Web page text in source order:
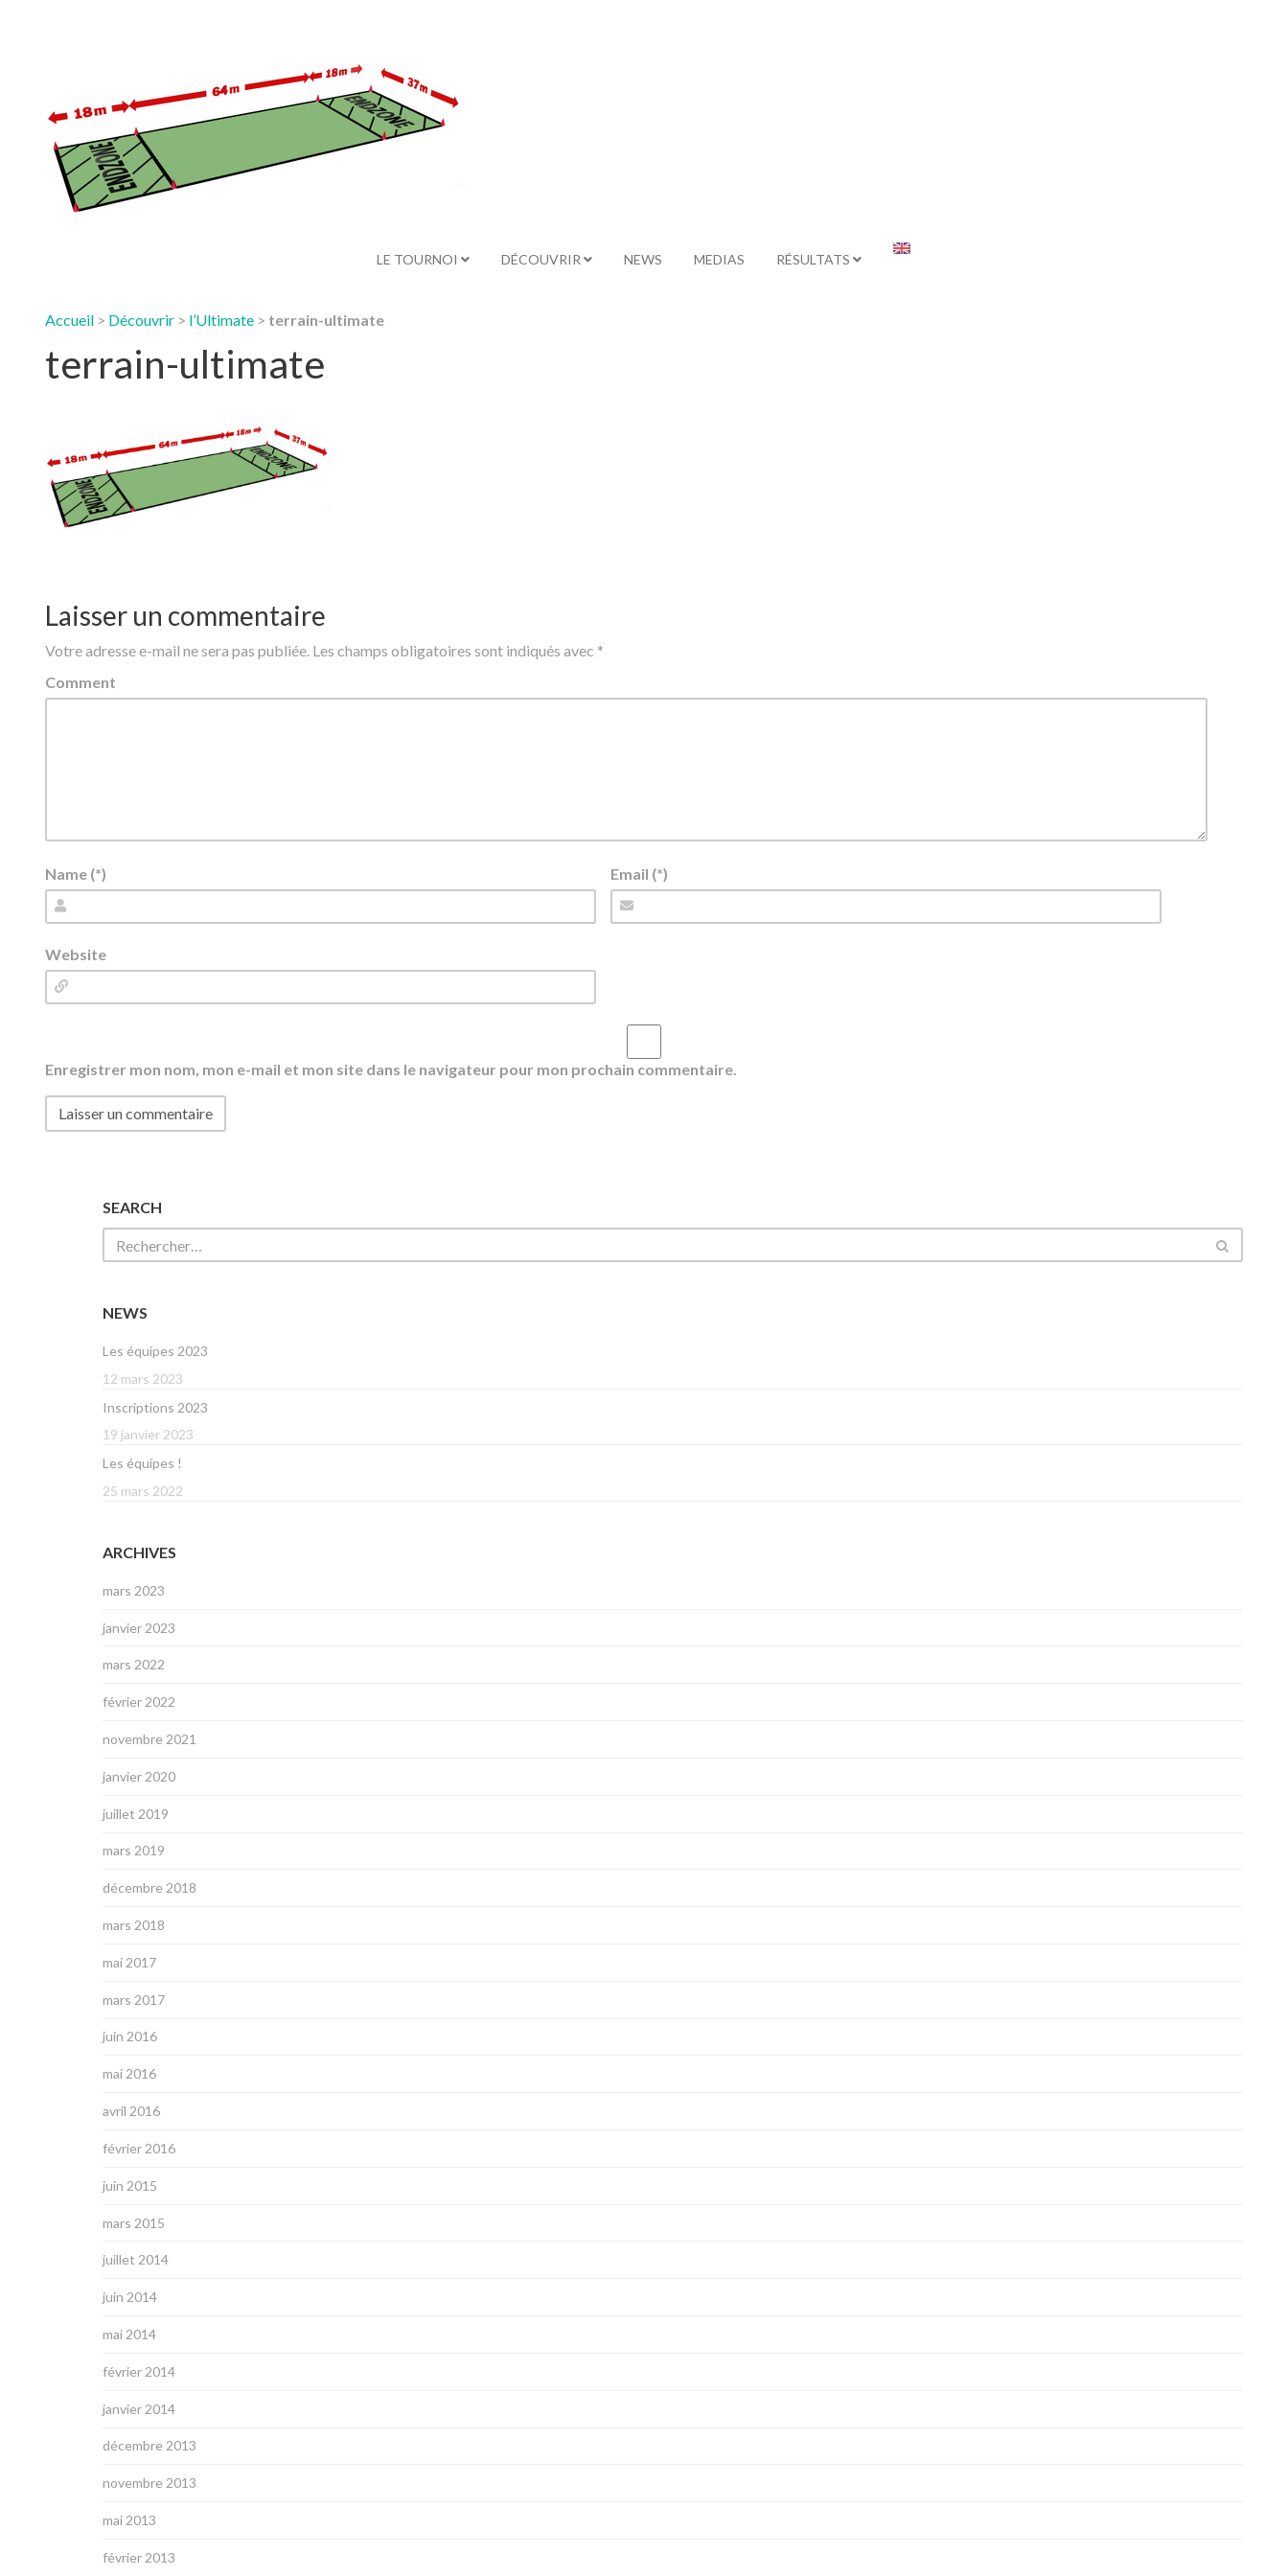
LE TOURNOI DÉCOUVRIR NEWS MEDIAS RÉSULTATS
Accueil> Découvrir> l’Ultimate> terrain-ultimate
terrain-ultimate
Laisser un commentaire
Votre adresse e-mail ne sera pas publiée. Les champs obligatoires sont indiqués avec *
Comment
Name (*) Email (*)
Website
Enregistrer mon nom, mon e-mail et mon site dans le navigateur pour mon prochain commentaire.
SEARCH
NEWS
Les équipes 2023
12 mars 2023
Inscriptions 2023
19 janvier 2023
Les équipes !
25 mars 2022
ARCHIVES
mars 2023
janvier 2023
mars 2022
février 2022
novembre 2021
janvier 2020
juillet 2019
mars 2019
décembre 2018
mars 2018
mai 2017
mars 2017
juin 2016
mai 2016
avril 2016
février 2016
juin 2015
mars 2015
juillet 2014
juin 2014
mai 2014
février 2014
janvier 2014
décembre 2013
novembre 2013
mai 2013
février 2013